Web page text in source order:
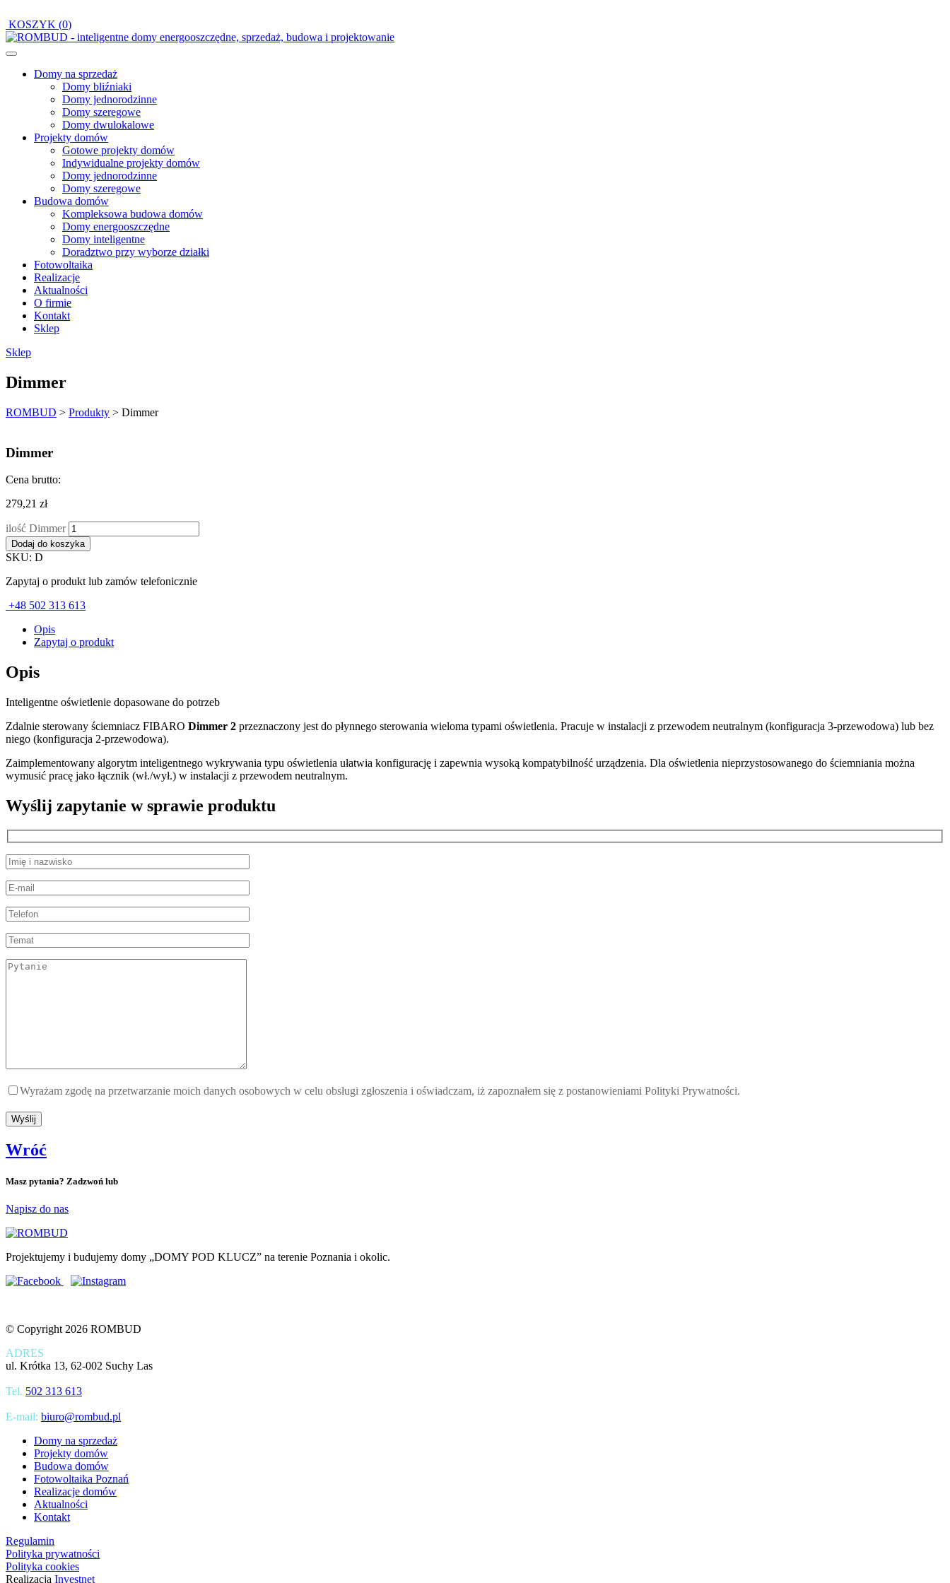
KOSZYK (0)
Domy na sprzedaż
Domy bliźniaki
Domy jednorodzinne
Domy szeregowe
Domy dwulokalowe
Projekty domów
Gotowe projekty domów
Indywidualne projekty domów
Domy jednorodzinne
Domy szeregowe
Budowa domów
Kompleksowa budowa domów
Domy energooszczędne
Domy inteligentne
Doradztwo przy wyborze działki
Fotowoltaika
Realizacje
Aktualności
O firmie
Kontakt
Sklep
Sklep
Dimmer
ROMBUD > Produkty > Dimmer
Dimmer
Cena brutto:
279,21 zł
ilość Dimmer
Dodaj do koszyka
SKU: D
Zapytaj o produkt lub zamów telefonicznie
+48 502 313 613
Opis
Zapytaj o produkt
Opis
Inteligentne oświetlenie dopasowane do potrzeb
Zdalnie sterowany ściemniacz FIBARO Dimmer 2 przeznaczony jest do płynnego sterowania wieloma typami oświetlenia. Pracuje w instalacji z przewodem neutralnym (konfiguracja 3-przewodowa) lub bez
niego (konfiguracja 2-przewodowa).
Zaimplementowany algorytm inteligentnego wykrywania typu oświetlenia ułatwia konfigurację i zapewnia wysoką kompatybilność urządzenia. Dla oświetlenia nieprzystosowanego do ściemniania można
wymusić pracę jako łącznik (wł./wył.) w instalacji z przewodem neutralnym.
Wyślij zapytanie w sprawie produktu
Wyrażam zgodę na przetwarzanie moich danych osobowych w celu obsługi zgłoszenia i oświadczam, iż zapoznałem się z postanowieniami Polityki Prywatności.
Wróć
Masz pytania? Zadzwoń lub
Napisz do nas
Projektujemy i budujemy domy „DOMY POD KLUCZ” na terenie Poznania i okolic.
© Copyright 2026 ROMBUD
ADRES
ul. Krótka 13, 62-002 Suchy Las
Tel. 502 313 613
E-mail: biuro@rombud.pl
Domy na sprzedaż
Projekty domów
Budowa domów
Fotowoltaika Poznań
Realizacje domów
Aktualności
Kontakt
Regulamin
Polityka prywatności
Polityka cookies
Realizacja Investnet